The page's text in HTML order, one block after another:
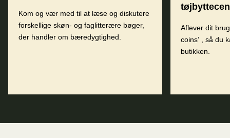
Kom og vær med til at læse og diskutere
forskellige skøn- og faglitterære bøger,
der handler om bæredygtighed.
Aflever dit
coins’ , så du
butikken.